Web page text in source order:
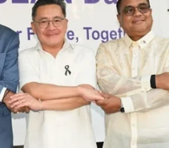
Thái Bình Dương
đã có cuộc gặp
gia Thái Lan,
tại Bangkok.
xúc tướng lĩnh quân
hai nước kể từ khi Mỹ